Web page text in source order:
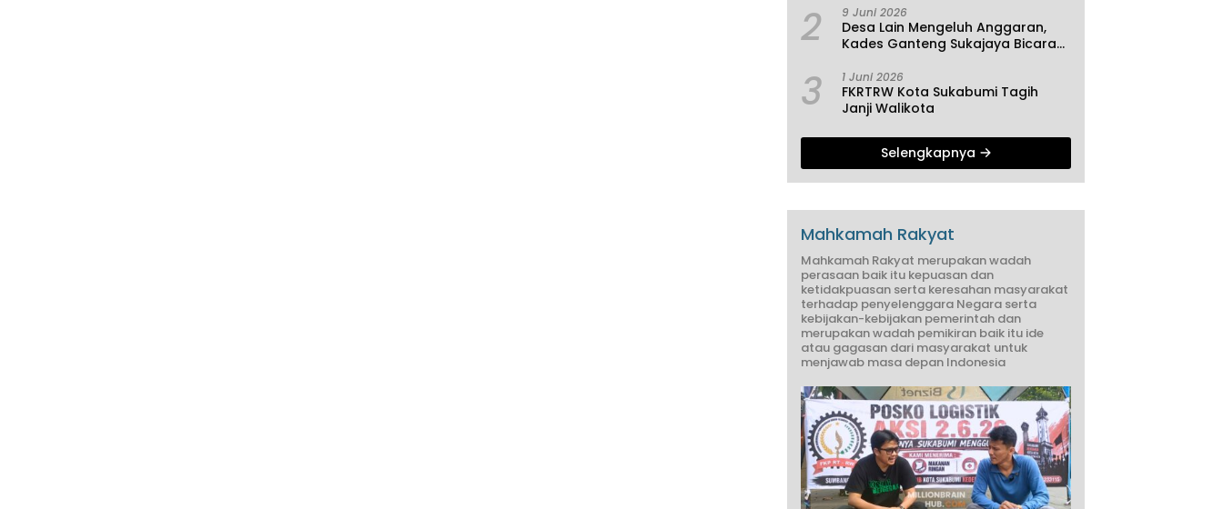
Demokrasi yang Sedang Dikunci?
2 9 Juni 2026
Desa Lain Mengeluh Anggaran,
Kades Ganteng Sukajaya Bicara
3 1 Juni 2026
FKRTRW Kota Sukabumi Tagih
Janji Walikota
Selengkapnya
Mahkamah Rakyat
Mahkamah Rakyat merupakan wadah
perasaan baik itu kepuasan dan
ketidakpuasan serta keresahan masyarakat
terhadap penyelenggara Negara serta
kebijakan-kebijakan pemerintah dan
merupakan wadah pemikiran baik itu ide
atau gagasan dari masyarakat untuk
menjawab masa depan Indonesia